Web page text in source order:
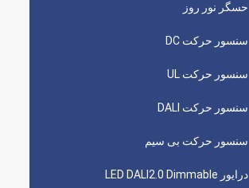
حسگر نور روز
سنسور حرکت DC
سنسور حرکت UL
سنسور حرکت DALI
سنسور حرکت بی سیم
درایور LED DALI2.0 Dimmable